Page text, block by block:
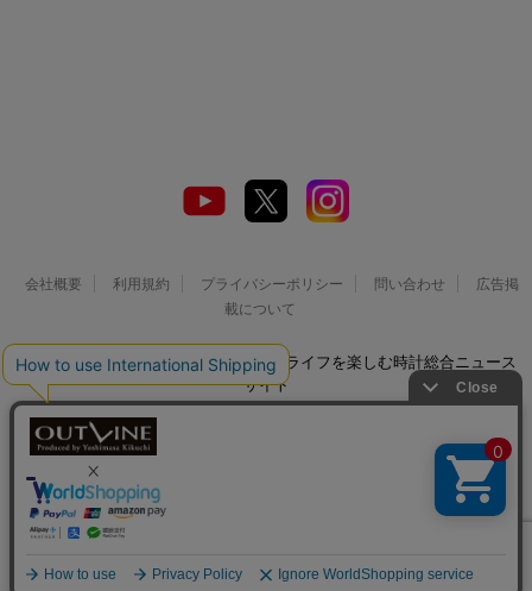
会社概要 利用規約 プライバシーポリシー 問い合わせ
広告掲
載について
© 2026 Watch LIFE NEWS｜ウオッチライフを楽しむ時計総合ニュース
サイト